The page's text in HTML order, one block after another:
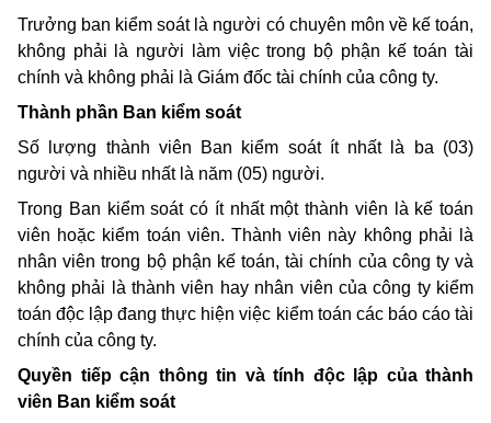
Trưởng ban kiểm soát là người có chuyên môn về kế toán,
không phải là người làm việc trong bộ phận kế toán tài
chính và không phải là Giám đốc tài chính của công ty.
Thành phần Ban kiểm soát
Số lượng thành viên Ban kiểm soát ít nhất là ba (03)
người và nhiều nhất là năm (05) người.
Trong Ban kiểm soát có ít nhất một thành viên là kế toán
viên hoặc kiểm toán viên. Thành viên này không phải là
nhân viên trong bộ phận kế toán, tài chính của công ty và
không phải là thành viên hay nhân viên của công ty kiểm
toán độc lập đang thực hiện việc kiểm toán các báo cáo tài
chính của công ty.
Quyền tiếp cận thông tin và tính độc lập của thành
viên Ban kiểm soát